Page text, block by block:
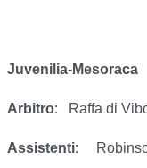
Juvenilia-Mesoraca
Arbitro: Raffa di
Assistenti: